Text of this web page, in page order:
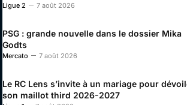
Ligue 2 7 août 2026
PSG : grande nouvelle dans le dossier Mika
Godts
Mercato 7 août 2026
Le RC Lens s’invite à un mariage pour
son maillot third 2026-2027